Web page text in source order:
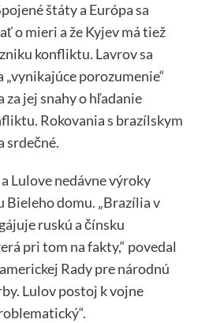
štáty a Európa sa
o mieri a že Kyjev má tiež
konfliktu. Lavrov sa
porozumenie“
jej snahy o hľadanie
Rokovania s brazílskym
srdečné.
Lulove nedávne výroky
domu. „Brazília v
ruskú a čínsku
pri tom na fakty,“ povedal
Rady pre národnú
Lulov postoj k vojne